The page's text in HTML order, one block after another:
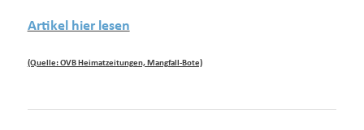
Artikel hier lesen
(Quelle: OVB Heimatzeitungen, Mangfall-Bote)